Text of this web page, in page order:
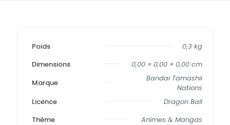
Poids
0,3 kg
Dimensions
0,00 × 0,00 × 0,00 cm
Marque
Bandai Tamashii
Nations
Licence
Dragon Ball
Thème
Animes & Mangas